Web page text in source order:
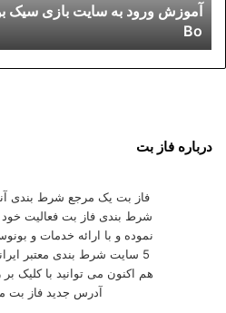
ترفند
های
برد
در
Bo
درباره فاز بت
فاز بت یک مرجع شرط بندی
نموده و با ارائه خدمات و
5 سایت شرط بندی معتبر
هم اکنون می توانید با کلیک
آدرس جدید فاز بت